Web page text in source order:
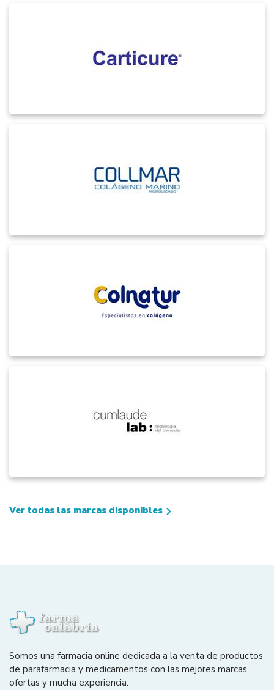
Ver todas las marcas disponibles
Somos una farmacia online dedicada a la venta de productos
de parafarmacia y medicamentos con las mejores marcas,
ofertas y mucha experiencia.